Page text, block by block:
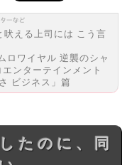
吠える上司には こう言
ロワイヤル 逆襲のシャ
ンターテインメント
ビジネス」篇